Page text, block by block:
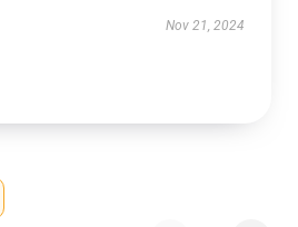
Nov 21, 2024